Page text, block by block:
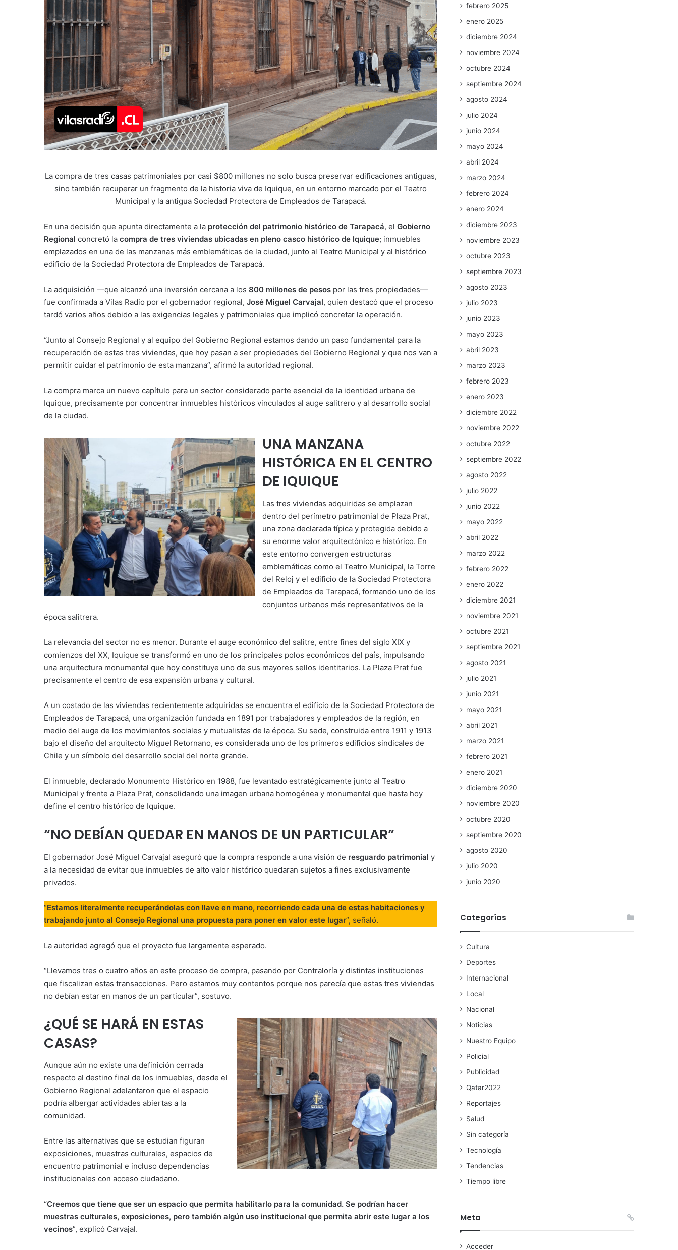
La compra de tres casas patrimoniales por casi $800 millones no solo busca preservar edificaciones antiguas,
sino también recuperar un fragmento de la historia viva de Iquique, en un entorno marcado por el Teatro
Municipal y la antigua Sociedad Protectora de Empleados de Tarapacá.
En una decisión que apunta directamente a la protección del patrimonio histórico de Tarapacá, el Gobierno
Regional concretó la compra de tres viviendas ubicadas en pleno casco histórico de Iquique; inmuebles
emplazados en una de las manzanas más emblemáticas de la ciudad, junto al Teatro Municipal y al histórico
edificio de la Sociedad Protectora de Empleados de Tarapacá.
La adquisición —que alcanzó una inversión cercana a los 800 millones de pesos por las tres propiedades—
fue confirmada a Vilas Radio por el gobernador regional, José Miguel Carvajal, quien destacó que el proceso
tardó varios años debido a las exigencias legales y patrimoniales que implicó concretar la operación.
“Junto al Consejo Regional y al equipo del Gobierno Regional estamos dando un paso fundamental para la
recuperación de estas tres viviendas, que hoy pasan a ser propiedades del Gobierno Regional y que nos van a
permitir cuidar el patrimonio de esta manzana”, afirmó la autoridad regional.
La compra marca un nuevo capítulo para un sector considerado parte esencial de la identidad urbana de
Iquique, precisamente por concentrar inmuebles históricos vinculados al auge salitrero y al desarrollo social
de la ciudad.
UNA MANZANA
HISTÓRICA EN EL CENTRO
DE IQUIQUE
Las tres viviendas adquiridas se emplazan
dentro del perímetro patrimonial de Plaza Prat,
una zona declarada típica y protegida debido a
su enorme valor arquitectónico e histórico. En
este entorno convergen estructuras
emblemáticas como el Teatro Municipal, la Torre
del Reloj y el edificio de la Sociedad Protectora
de Empleados de Tarapacá, formando uno de los
conjuntos urbanos más representativos de la
época salitrera.
La relevancia del sector no es menor. Durante el auge económico del salitre, entre fines del siglo XIX y
comienzos del XX, Iquique se transformó en uno de los principales polos económicos del país, impulsando
una arquitectura monumental que hoy constituye uno de sus mayores sellos identitarios. La Plaza Prat fue
precisamente el centro de esa expansión urbana y cultural.
A un costado de las viviendas recientemente adquiridas se encuentra el edificio de la Sociedad Protectora de
Empleados de Tarapacá, una organización fundada en 1891 por trabajadores y empleados de la región, en
medio del auge de los movimientos sociales y mutualistas de la época. Su sede, construida entre 1911 y 1913
bajo el diseño del arquitecto Miguel Retornano, es considerada uno de los primeros edificios sindicales de
Chile y un símbolo del desarrollo social del norte grande.
El inmueble, declarado Monumento Histórico en 1988, fue levantado estratégicamente junto al Teatro
Municipal y frente a Plaza Prat, consolidando una imagen urbana homogénea y monumental que hasta hoy
define el centro histórico de Iquique.
“NO DEBÍAN QUEDAR EN MANOS DE UN PARTICULAR”
El gobernador José Miguel Carvajal aseguró que la compra responde a una visión de resguardo patrimonial y
a la necesidad de evitar que inmuebles de alto valor histórico quedaran sujetos a fines exclusivamente
privados.
“Estamos literalmente recuperándolas con llave en mano, recorriendo cada una de estas habitaciones y
trabajando junto al Consejo Regional una propuesta para poner en valor este lugar”, señaló.
La autoridad agregó que el proyecto fue largamente esperado.
“Llevamos tres o cuatro años en este proceso de compra, pasando por Contraloría y distintas instituciones
que fiscalizan estas transacciones. Pero estamos muy contentos porque nos parecía que estas tres viviendas
no debían estar en manos de un particular”, sostuvo.
¿QUÉ SE HARÁ EN ESTAS
CASAS?
Aunque aún no existe una definición cerrada
respecto al destino final de los inmuebles, desde el
Gobierno Regional adelantaron que el espacio
podría albergar actividades abiertas a la
comunidad.
Entre las alternativas que se estudian figuran
exposiciones, muestras culturales, espacios de
encuentro patrimonial e incluso dependencias
institucionales con acceso ciudadano.
“Creemos que tiene que ser un espacio que permita habilitarlo para la comunidad. Se podrían hacer
muestras culturales, exposiciones, pero también algún uso institucional que permita abrir este lugar a los
vecinos”, explicó Carvajal.
febrero 2025
enero 2025
diciembre 2024
noviembre 2024
octubre 2024
septiembre 2024
agosto 2024
julio 2024
junio 2024
mayo 2024
abril 2024
marzo 2024
febrero 2024
enero 2024
diciembre 2023
noviembre 2023
octubre 2023
septiembre 2023
agosto 2023
julio 2023
junio 2023
mayo 2023
abril 2023
marzo 2023
febrero 2023
enero 2023
diciembre 2022
noviembre 2022
octubre 2022
septiembre 2022
agosto 2022
julio 2022
junio 2022
mayo 2022
abril 2022
marzo 2022
febrero 2022
enero 2022
diciembre 2021
noviembre 2021
octubre 2021
septiembre 2021
agosto 2021
julio 2021
junio 2021
mayo 2021
abril 2021
marzo 2021
febrero 2021
enero 2021
diciembre 2020
noviembre 2020
octubre 2020
septiembre 2020
agosto 2020
julio 2020
junio 2020
Categorías
Cultura
Deportes
Internacional
Local
Nacional
Noticias
Nuestro Equipo
Policial
Publicidad
Qatar2022
Reportajes
Salud
Sin categoría
Tecnología
Tendencias
Tiempo libre
Meta
Acceder